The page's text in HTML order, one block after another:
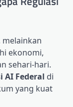
melainkan
ekonomi,
sehari-hari.
AI Federal di
yang kuat